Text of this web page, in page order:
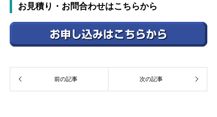
お見積り・お問合わせはこちらから
前の記事 次の記事